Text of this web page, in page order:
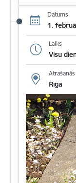
Datums
1.
Laiks
Visu
Rīga